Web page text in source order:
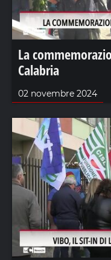
La
Calabria
02 novembre 2024